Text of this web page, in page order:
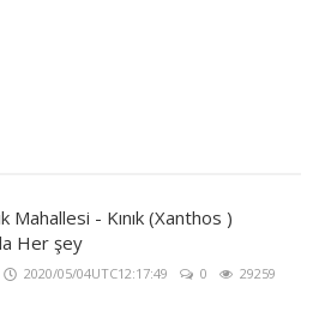
Mahallesi - Kınık (Xanthos )
Her şey
2020/05/04UTC12:17:49 0 29259